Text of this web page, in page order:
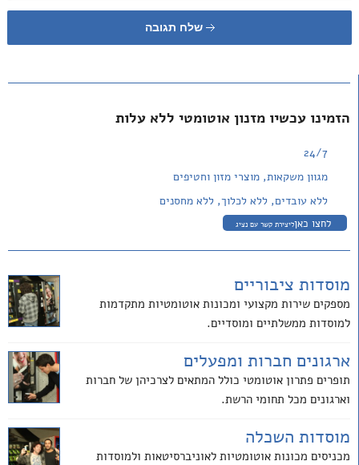
שלח תגובה
הזמינו עכשיו מזנון אוטומטי ללא עלות
24/7
מגוון משקאות, מוצרי מזון וחטיפים
ללא עובדים, ללא לכלוך, ללא מחסנים
לחצו כאןליצירת קשר עם נציג
מוסדות ציבוריים
מספקים שירות מקצועי ומכונות אוטומטיות מתקדמות
למוסדות ממשלתיים ומוסדיים.
ארגונים חברות ומפעלים
תופרים פתרון אוטומטי כולל המתאים לצרכיהן של חברות
וארגונים מכל תחומי הרשת.
מוסדות השכלה
מכניסים מכונות אוטומטיות לאוניברסיטאות ולמוסדות